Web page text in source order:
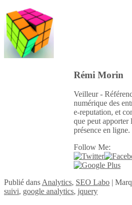
Rémi Morin
Veilleur -
numérique des
e-reputation, et
que peut apporter
présence en ligne.
Follow Me:
Publié dans Analytics, SEO Labo |
suivi, google analytics, jquery